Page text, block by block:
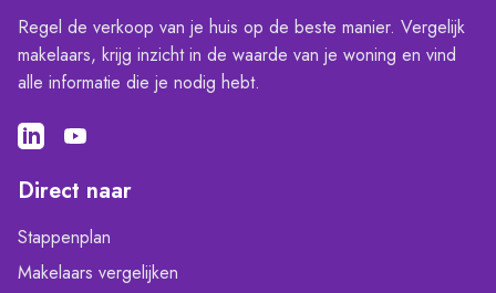
Regel de verkoop van je huis op de beste manier. Vergelijk
makelaars, krijg inzicht in de waarde van je woning en vind
alle informatie die je nodig hebt.
Direct naar
Stappenplan
Makelaars vergelijken